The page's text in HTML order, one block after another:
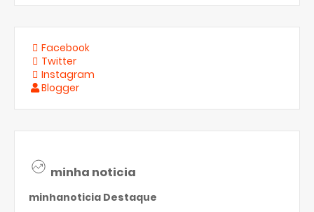
Facebook
Twitter
Instagram
Blogger
minha noticia
minhanoticia Destaque